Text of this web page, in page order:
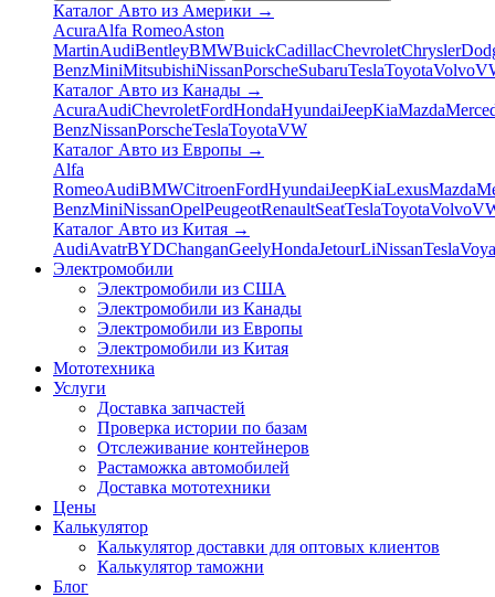
Каталог Авто из Америки →
AcuraAlfa RomeoAston
MartinAudiBentleyBMWBuickCadillacChevroletChrysler
BenzMiniMitsubishiNissanPorscheSubaruTeslaToyotaVolvo
Каталог Авто из Канады →
AcuraAudiChevroletFordHondaHyundaiJeepKiaMazda
BenzNissanPorscheTeslaToyotaVW
Каталог Авто из Европы →
Alfa
RomeoAudiBMWCitroenFordHyundaiJeepKiaLexusMazda
BenzMiniNissanOpelPeugeotRenaultSeatTeslaToyotaVolvo
Каталог Авто из Китая →
AudiAvatrBYDChanganGeelyHondaJetourLiNissanTesla
Электромобили
Электромобили из США
Электромобили из Канады
Электромобили из Европы
Электромобили из Китая
Мототехника
Услуги
Доставка запчастей
Проверка истории по базам
Отслеживание контейнеров
Растаможка автомобилей
Доставка мототехники
Цены
Калькулятор
Калькулятор доставки для оптовых клиентов
Калькулятор таможни
Блог